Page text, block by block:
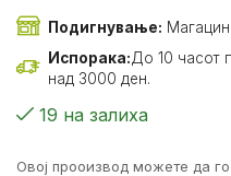
Подигнување:
Испорака:До 10 часот
над 3000 ден.
19 на залиха
Овој прооизвод можете да